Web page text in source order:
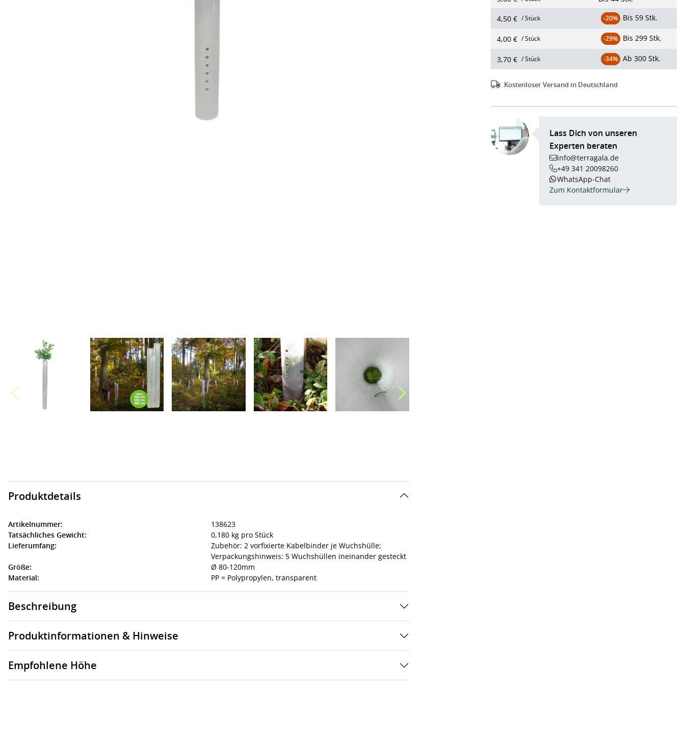
4,50 € / Stück -20% Bis 59 Stk.
4,00 € / Stück -29% Bis 299 Stk.
3,70 € / Stück -34% Ab 300 Stk.
Kostenloser Versand in Deutschland
Lass Dich von unseren
Experten beraten
info@terragala.de
+49 341 20098260
WhatsApp-Chat
Zum Kontaktformular
Produktdetails
Artikelnummer:
138623
Tatsächliches Gewicht:
0,180 kg pro Stück
Lieferumfang:
Zubehör: 2 vorfixierte Kabelbinder je Wuchshülle;
Verpackungshinweis: 5 Wuchshüllen ineinander gesteckt
Größe:
Ø 80-120mm
Material:
PP = Polypropylen, transparent
Beschreibung
Produktinformationen & Hinweise
Empfohlene Höhe